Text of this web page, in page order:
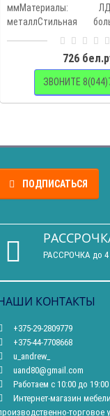
ммМатериалы:
металлСтильная
726
ЗВОНИТЕ
ПОДПИСАТЬСЯ
РАССРОЧКА до 4
КОНТАКТЫ
+375-29-2809779
+375-44-7708668
u_andrew_
uand80@gmail.com
Работаем с 10:00 до 19:00
Интернет-магазин
торговое